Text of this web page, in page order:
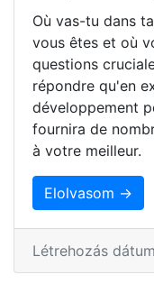
Où vas-tu dans
vous êtes et où
questions
répondre qu'en
développement
fournira de
à votre meilleur.
Elolvasom →
Létrehozás